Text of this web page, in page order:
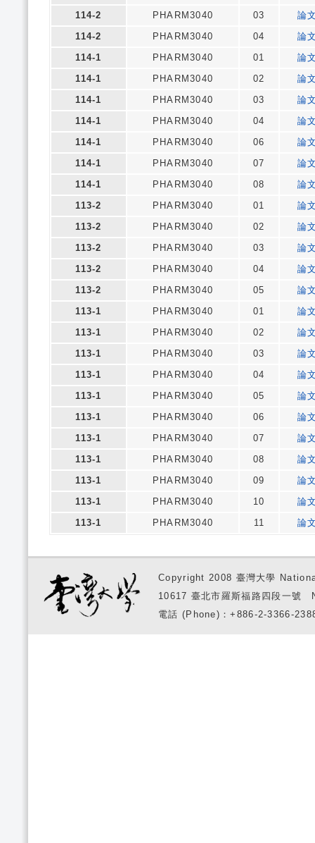
114-2
PHARM3040 03
論
114-2
PHARM3040 04
論
114-1
PHARM3040 01
論
114-1
PHARM3040 02
論
114-1
PHARM3040 03
論
114-1
PHARM3040 04
論
114-1
PHARM3040 06
論
114-1
PHARM3040 07
論
114-1
PHARM3040 08
論
113-2
PHARM3040 01
論
113-2
PHARM3040 02
論
113-2
PHARM3040 03
論
113-2
PHARM3040 04
論
113-2
PHARM3040 05
論
113-1
PHARM3040 01
論
113-1
PHARM3040 02
論
113-1
PHARM3040 03
論
113-1
PHARM3040 04
論
113-1
PHARM3040 05
論
113-1
PHARM3040 06
論
113-1
PHARM3040 07
論
113-1
PHARM3040 08
論
113-1
PHARM3040 09
論
113-1
PHARM3040 10
論
113-1
PHARM3040 11 論
Copyright 2008 臺灣大學
10617 臺北市羅斯福路四段一
電話 (Phone)：+886-2-3366-